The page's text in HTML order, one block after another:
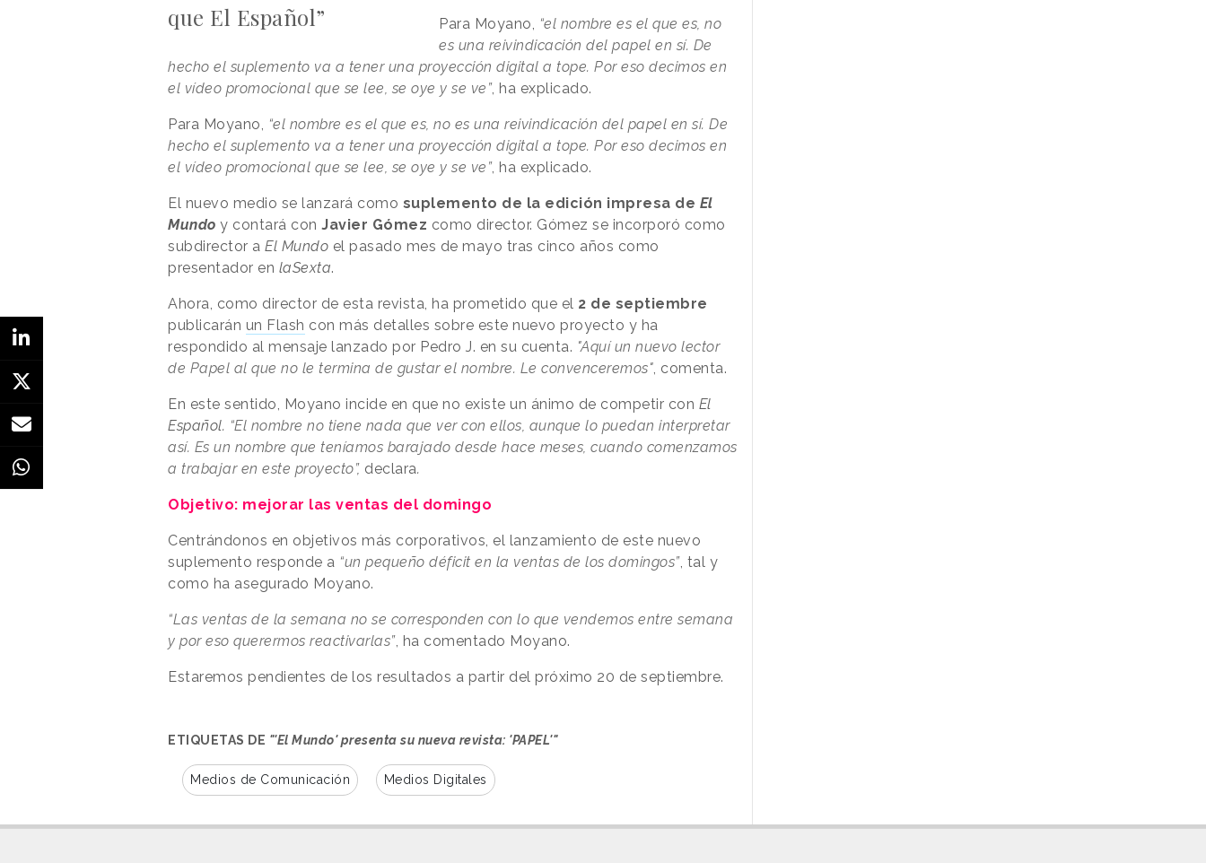
que El Español”
Para Moyano,
“el nombre es el que es, no
es una reivindicación del papel en sí. De
hecho el suplemento va a tener una proyección digital a tope. Por eso decimos en
el vídeo promocional que se lee, se oye y se ve”, ha explicado.
Para Moyano,
“el nombre es el que es, no es una reivindicación del papel en sí. De
hecho el suplemento va a tener una proyección digital a tope. Por eso decimos en
el vídeo promocional que se lee, se oye y se ve”, ha explicado.
El nuevo medio se lanzará como suplemento de la edición impresa de El
Mundo y contará con Javier Gómez como director. Gómez se incorporó como
subdirector a El Mundo el pasado mes de mayo tras cinco años como
presentador en laSexta.
Ahora, como director de esta revista, ha prometido que el 2 de septiembre
publicarán un Flash con más detalles sobre este nuevo proyecto y ha
respondido al mensaje lanzado por Pedro J. en su cuenta. "Aquí un nuevo lector
de Papel al que no le termina de gustar el nombre. Le convenceremos" , comenta.
En este sentido, Moyano incide en que no existe un ánimo de competir con El
Español. “El nombre no tiene nada que ver con ellos, aunque lo puedan interpretar
así. Es un nombre que teníamos barajado desde hace meses, cuando comenzamos
a trabajar en este proyecto”, declara.
Objetivo: mejorar las ventas del domingo
Centrándonos en objetivos más corporativos, el lanzamiento de este nuevo
suplemento responde a “un pequeño déficit en la ventas de los domingos”, tal y
como ha asegurado Moyano.
“Las ventas de la semana no se corresponden con lo que vendemos entre semana
y por eso querermos reactivarlas”, ha comentado Moyano.
Estaremos pendientes de los resultados a partir del próximo 20 de septiembre.
ETIQUETAS DE "'El Mundo' presenta su nueva revista: 'PAPEL'"
Medios de Comunicación Medios Digitales